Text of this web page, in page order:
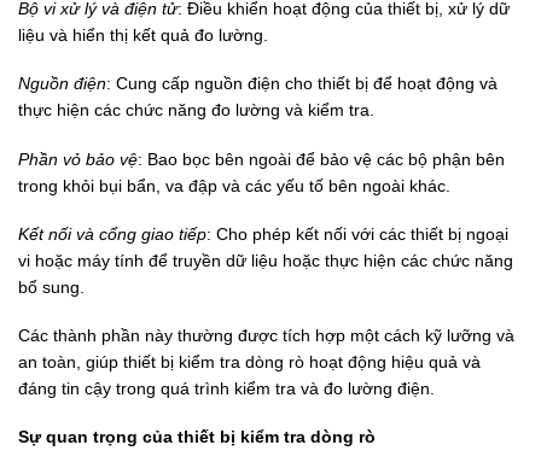
Bộ vi xử lý và điện tử: Điều khiển hoạt động của thiết bị, xử lý dữ
liệu và hiển thị kết quả đo lường.
Nguồn điện: Cung cấp nguồn điện cho thiết bị để hoạt động và
thực hiện các chức năng đo lường và kiểm tra.
Phần vỏ bảo vệ: Bao bọc bên ngoài để bảo vệ các bộ phận bên
trong khỏi bụi bẩn, va đập và các yếu tố bên ngoài khác.
Kết nối và cổng giao tiếp: Cho phép kết nối với các thiết bị ngoại
vi hoặc máy tính để truyền dữ liệu hoặc thực hiện các chức năng
bổ sung.
Các thành phần này thường được tích hợp một cách kỹ lưỡng và
an toàn, giúp thiết bị kiểm tra dòng rò hoạt động hiệu quả và
đáng tin cậy trong quá trình kiểm tra và đo lường điện.
Sự quan trọng của thiết bị kiểm tra dòng rò